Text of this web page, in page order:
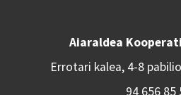
Aiaraldea
Errotari kalea, 4-8
94 656 85